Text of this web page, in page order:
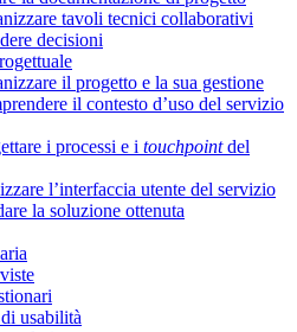
tavoli tecnici collaborativi
decisioni
il progetto e la sua gestione
il contesto d’uso del servizio
i processi e i touchpointdel
l’interfaccia utente del servizio
la soluzione ottenuta
usabilità